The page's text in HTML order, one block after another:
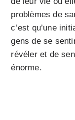
problèmes de
c’est qu’une
gens de se
révéler et de
énorme.